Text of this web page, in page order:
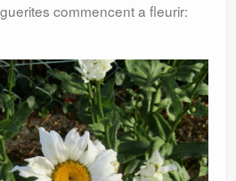
commencent a fleurir: